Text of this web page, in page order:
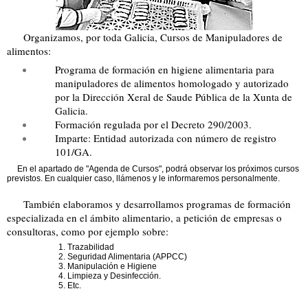
Organizamos, por toda Galicia, Cursos de Manipuladores de
alimentos:
Programa de formación en higiene alimentaria para
manipuladores de alimentos homologado y autorizado
por la Dirección Xeral de Saude Pública de la Xunta de
Galicia.
Formación regulada por el Decreto 290/2003.
Imparte: Entidad autorizada con número de registro
101/GA.
En el apartado de "Agenda de Cursos", podrá observar los próximos cursos
previstos. En cualquier caso, llámenos y le informaremos personalmente.
También elaboramos y desarrollamos programas de formación
especializada en el ámbito alimentario, a petición de empresas o
consultoras, como por ejemplo sobre:
Trazabilidad
Seguridad Alimentaria (APPCC)
Manipulación e Higiene
Limpieza y Desinfección.
Etc.